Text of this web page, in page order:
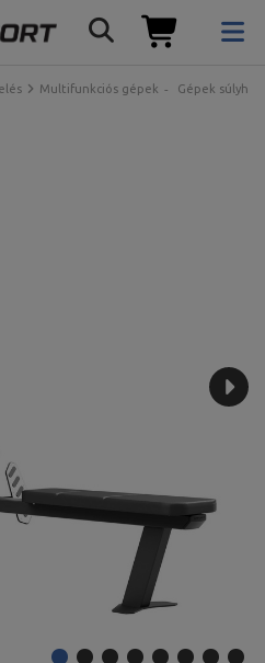
Multifunkciós gépek Gépek